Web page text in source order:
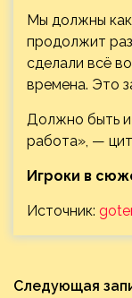
Мы должны
продолжит
сделали всё
времена. Это
Должно быть и
работа», —
Игроки в
Источник:
Следующая